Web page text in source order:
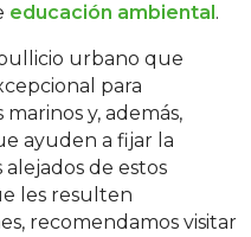
educación ambiental.
urbano que
para
y, además,
ayuden a fijar la
de estos
les resulten
recomendamos visitar